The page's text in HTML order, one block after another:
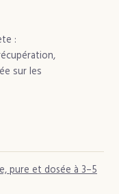
30 %
:
sur les
pure et dosée à 3–5